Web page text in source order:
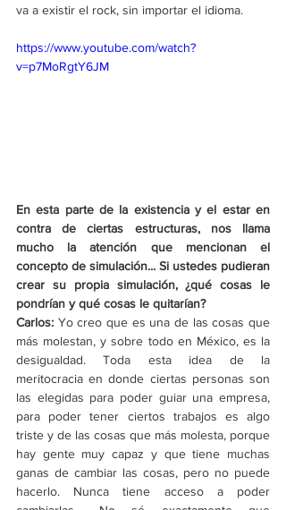
va a existir el rock, sin importar el idioma.
https://www.youtube.com/watch?
v=p7MoRgtY6JM
En esta parte de la existencia y el estar en
contra de ciertas estructuras, nos llama
mucho la atención que mencionan el
concepto de simulación... Si ustedes pudieran
crear su propia simulación, ¿qué cosas le
pondrían y qué cosas le quitarían?
Carlos: Yo creo que es una de las cosas que
más molestan, y sobre todo en México, es la
desigualdad. Toda esta idea de la
meritocracia en donde ciertas personas son
las elegidas para poder guiar una empresa,
para poder tener ciertos trabajos es algo
triste y de las cosas que más molesta, porque
hay gente muy capaz y que tiene muchas
ganas de cambiar las cosas, pero no puede
hacerlo. Nunca tiene acceso a poder